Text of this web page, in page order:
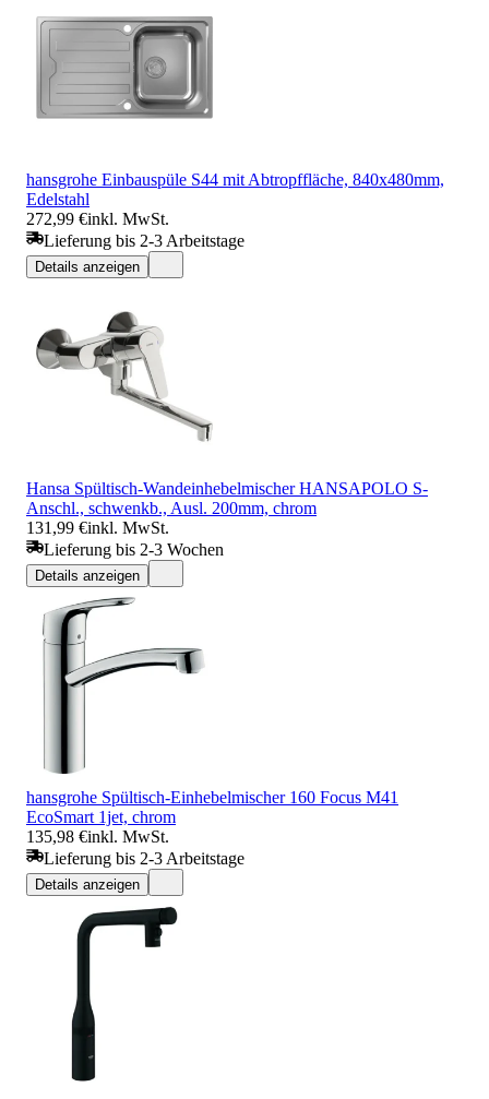
hansgrohe Einbauspüle S44 mit Abtropffläche, 840x480mm,
Edelstahl
272,99 €inkl. MwSt.
Lieferung bis 2-3 Arbeitstage
Details anzeigen
Hansa Spültisch-Wandeinhebelmischer HANSAPOLO S-
Anschl., schwenkb., Ausl. 200mm, chrom
131,99 €inkl. MwSt.
Lieferung bis 2-3 Wochen
Details anzeigen
hansgrohe Spültisch-Einhebelmischer 160 Focus M41
EcoSmart 1jet, chrom
135,98 €inkl. MwSt.
Lieferung bis 2-3 Arbeitstage
Details anzeigen